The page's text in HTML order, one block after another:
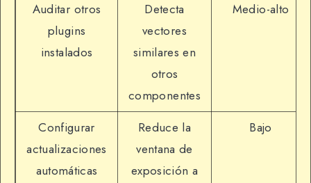
Auditar otros
plugins
instalados
Detecta
vectores
similares en
otros
componentes
Medio-alto
Configurar
actualizaciones
automáticas
Reduce la
ventana de
exposición a
Bajo